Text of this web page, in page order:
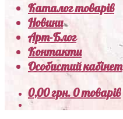
Каталог товарів
Новини
Арт-Блог
Контакти
Особистий кабінет
0,00грн.0 товарів